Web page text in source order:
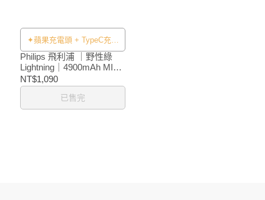
✦蘋果充電頭 + TypeC充電
線✦
Philips 飛利浦 ｜野性綠
Lightning｜4900mAh MINI
2 手錶磁吸多合一行動電源
NT$1,090
已售完